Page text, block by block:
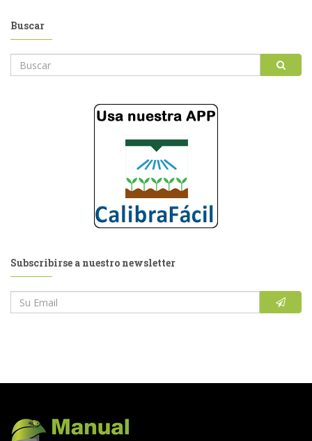
Buscar
Subscribirse a nuestro newsletter